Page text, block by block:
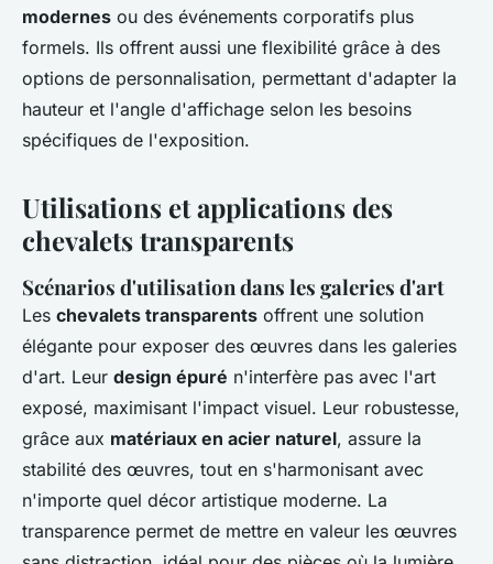
modernes ou des événements corporatifs plus
formels. Ils offrent aussi une flexibilité grâce à des
options de personnalisation, permettant d'adapter la
hauteur et l'angle d'affichage selon les besoins
spécifiques de l'exposition.
Utilisations et applications des
chevalets transparents
Scénarios d'utilisation dans les galeries d'art
Les chevalets transparents offrent une solution
élégante pour exposer des œuvres dans les galeries
d'art. Leur design épuré n'interfère pas avec l'art
exposé, maximisant l'impact visuel. Leur robustesse,
grâce aux matériaux en acier naturel, assure la
stabilité des œuvres, tout en s'harmonisant avec
n'importe quel décor artistique moderne. La
transparence permet de mettre en valeur les œuvres